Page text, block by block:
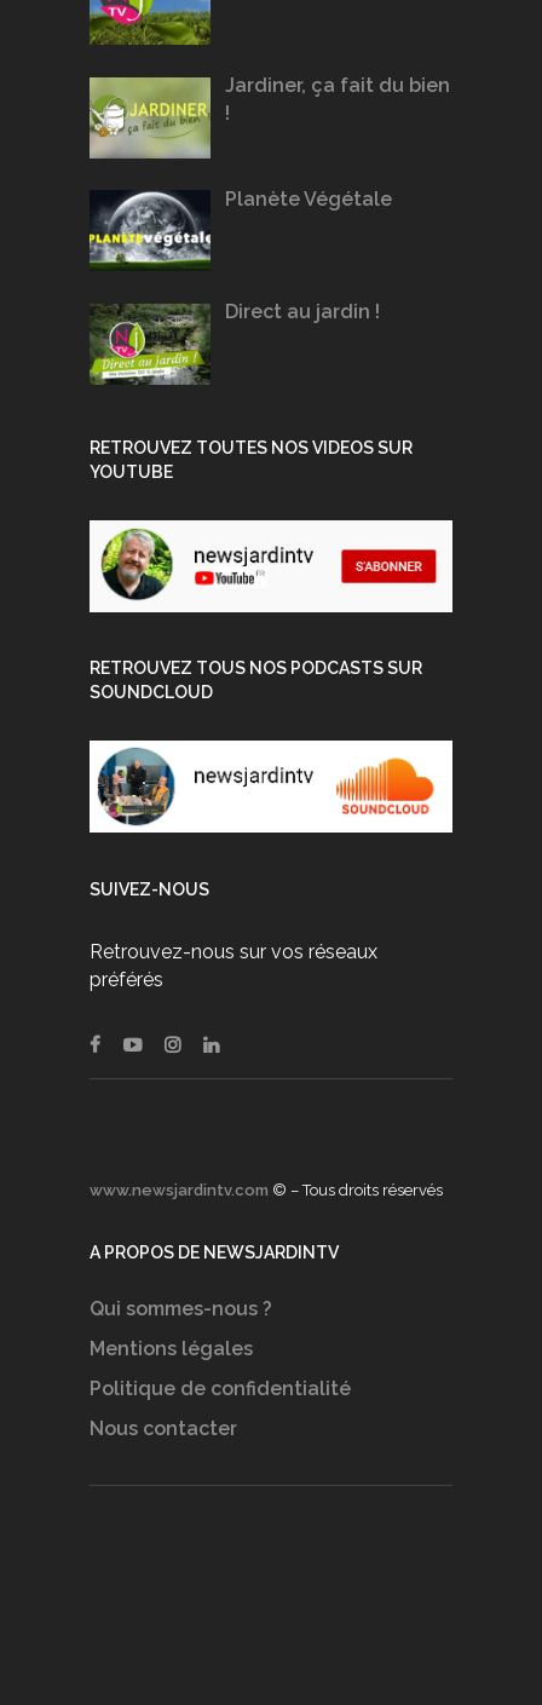
Jardiner, ça fait du bien
!
Planète Végétale
Direct au jardin !
RETROUVEZ TOUTES NOS VIDEOS SUR
YOUTUBE
RETROUVEZ TOUS NOS PODCASTS SUR
SOUNDCLOUD
SUIVEZ-NOUS
Retrouvez-nous sur vos réseaux
préférés
www.newsjardintv.com © – Tous droits réservés
A PROPOS DE NEWSJARDINTV
Qui sommes-nous ?
Mentions légales
Politique de confidentialité
Nous contacter